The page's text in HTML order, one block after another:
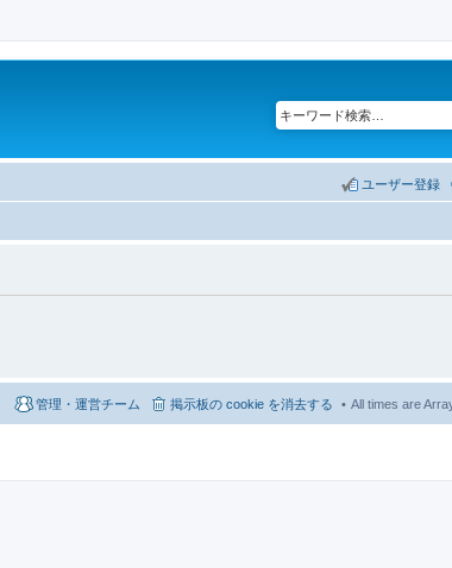
ユーザー登録
All times are
掲示板の cookie を消去する
管理・運営チーム